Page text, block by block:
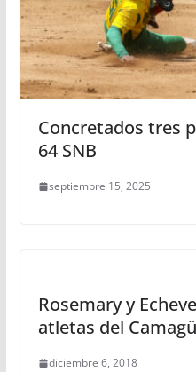
Concretados tres
64 SNB
septiembre 15, 2025
Rosemary y
atletas del
diciembre 6, 2018